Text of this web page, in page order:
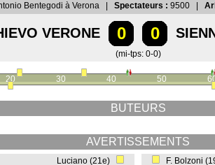
Bentegodi à Verona | Spectateurs : 9500 |
VERONE 0 0
(mi-tps: 0-0)
20 30 40 50
BUTEURS
AVERTISSEMENTS
Luciano (21e)
F. Bolzoni